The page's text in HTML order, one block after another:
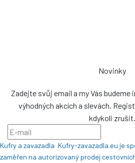
Novinky
Zadejte svůj email a my Vás
výhodných akcích a slevách.
kdykoli zrušit.
Kufry a zavazadla Kufry-zavazadla.eu je
zaměřen na autorizovaný prodej